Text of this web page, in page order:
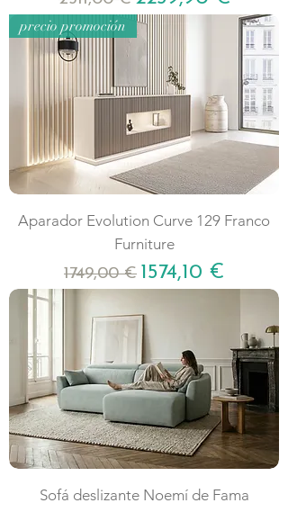
precio promoción
Aparador Evolution Curve 129 Franco
Furniture
Precio
1749,00 € Precio de oferta
1574,10 €
Sofá deslizante Noemí de Fama